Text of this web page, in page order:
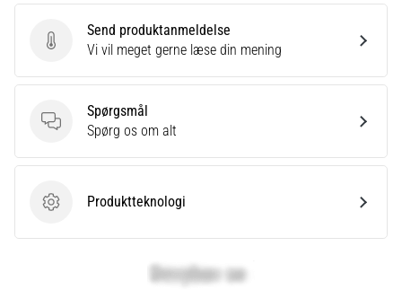
Send produktanmeldelse
Send produktanmeldelse
Vi vil meget gerne læse din mening
Spørgsmål
Spørgsmål
Spørg os om alt
Produktteknologi
Produktteknologi